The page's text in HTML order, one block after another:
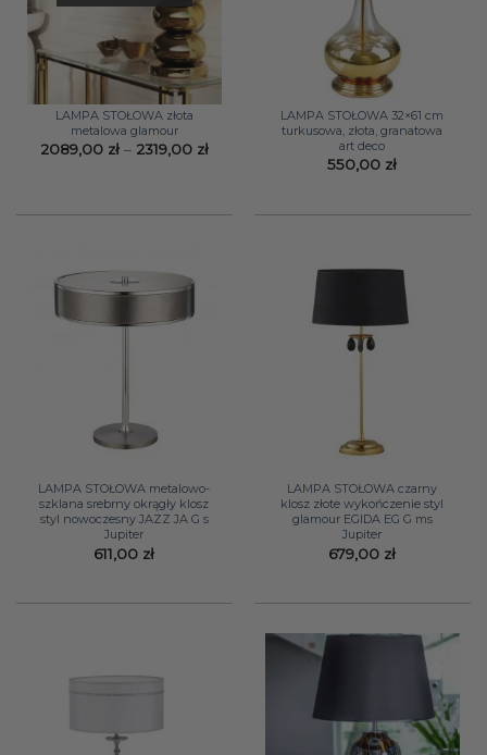
LAMPA STOŁOWA złota
metalowa glamour
2089,00 zł – 2319,00 złZakres
2319,00 zł
LAMPA STOŁOWA 32×61 cm
turkusowa, złota, granatowa
art deco
550,00 zł
LAMPA STOŁOWA metalowo-
szklana srebrny okrągły klosz
styl nowoczesny JAZZ JA G s
Jupiter
611,00 zł
LAMPA STOŁOWA czarny
klosz złote wykończenie styl
glamour EGIDA EG G ms
Jupiter
679,00 zł